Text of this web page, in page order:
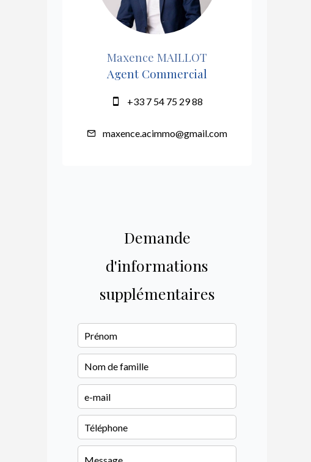
Maxence MAILLOT
Agent Commercial
+33 7 54 75 29 88
maxence.acimmo@gmail.com
Demande
d'informations
supplémentaires